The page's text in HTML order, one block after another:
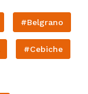
#Belgrano
#Cebiche